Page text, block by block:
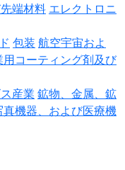
端材料 エレクトロニ
包装 航空宇宙およ
用コーティング剤及び
産業 鉱物、金属、鉱
機器、および医療機